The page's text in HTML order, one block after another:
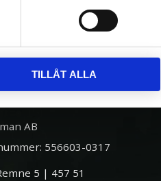
TILLÅT ALLA
AB
556603-0317
5 | 457 51